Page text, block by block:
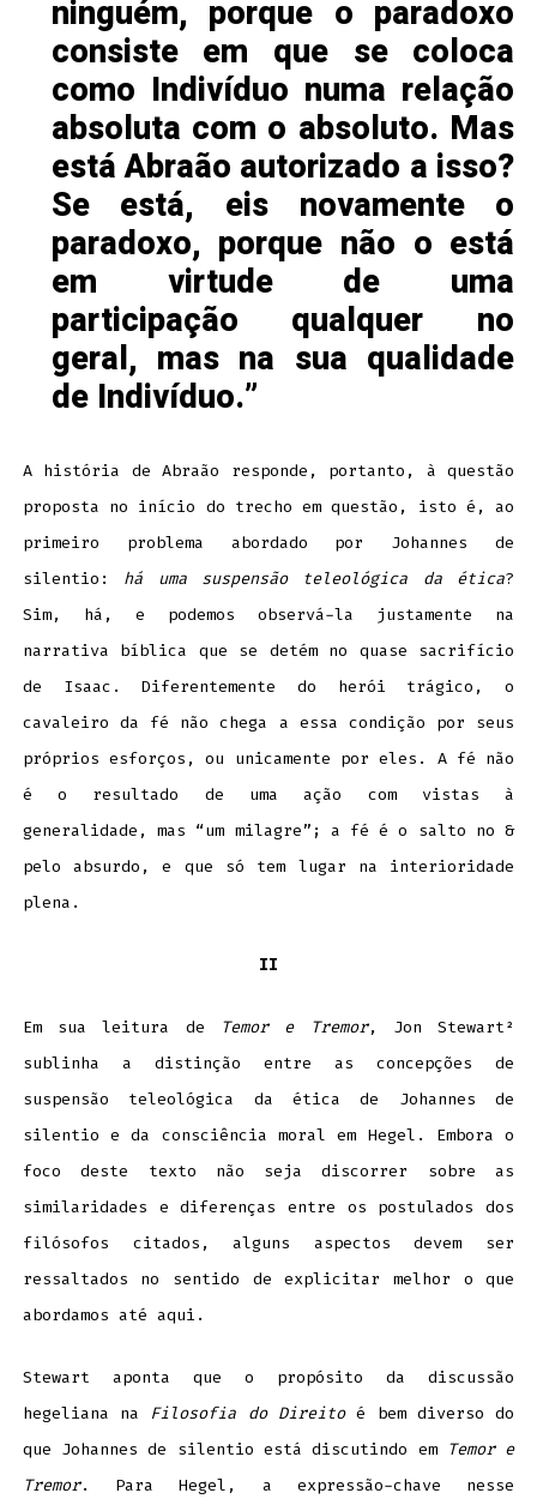
ninguém, porque o paradoxo
consiste em que se coloca
como Indivíduo numa relação
absoluta com o absoluto. Mas
está Abraão autorizado a isso?
Se está, eis novamente o
paradoxo, porque não o está
em virtude de uma
participação qualquer no
geral, mas na sua qualidade
de Indivíduo.
A história de Abraão responde, portanto, à questão
proposta no início do trecho em questão, isto é, ao
primeiro problema abordado por Johannes de
silentio: há uma suspensão teleológica da ética?
Sim, há, e podemos observá-la justamente na
narrativa bíblica que se detém no quase sacrifício
de Isaac. Diferentemente do herói trágico, o
cavaleiro da fé não chega a essa condição por seus
próprios esforços, ou unicamente por eles. A fé não
é o resultado de uma ação com vistas à
generalidade, mas “um milagre”; a fé é o salto no &
pelo absurdo, e que só tem lugar na interioridade
plena.
II
Em sua leitura de Temor e Tremor, Jon Stewart²
sublinha a distinção entre as concepções de
suspensão teleológica da ética de Johannes de
silentio e da consciência moral em Hegel. Embora o
foco deste texto não seja discorrer sobre as
similaridades e diferenças entre os postulados dos
filósofos citados, alguns aspectos devem ser
ressaltados no sentido de explicitar melhor o que
abordamos até aqui.
Stewart aponta que o propósito da discussão
hegeliana na Filosofia do Direitoé bem diverso do
que Johannes de silentio está discutindo em Temor e
Tremor. Para Hegel, a expressão-chave nesse